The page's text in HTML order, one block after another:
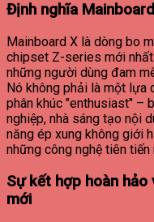
Định nghĩa
Mainboard X là dòng bo
chipset Z-series mới
những người dùng đam
Nó không phải là một lựa
phân khúc "enthusiast" –
nghiệp, nhà sáng tạo nội
năng ép xung không giới
những công nghệ tiên
Sự kết hợp hoàn hảo
mới